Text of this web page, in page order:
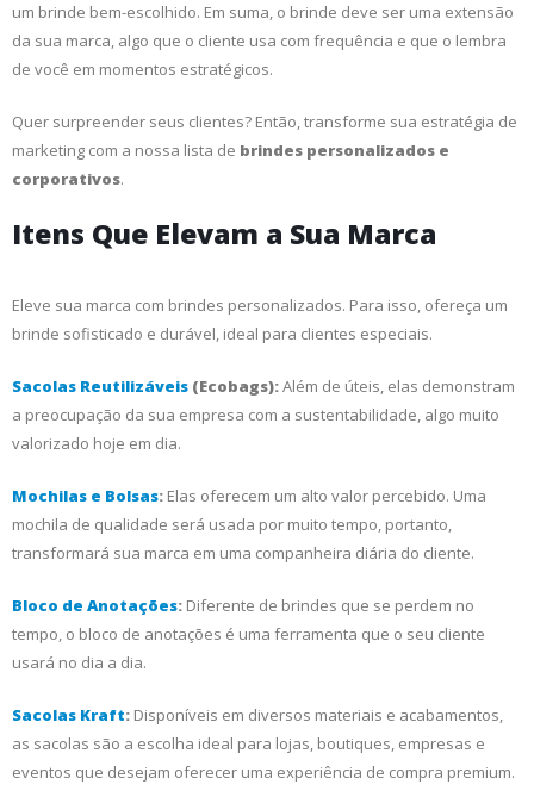
um brinde bem-escolhido. Em suma, o brinde deve ser uma extensão
da sua marca, algo que o cliente usa com frequência e que o lembra
de você em momentos estratégicos.
Quer surpreender seus clientes? Então, transforme sua estratégia de
marketing com a nossa lista de brindes personalizados e
corporativos.
Itens Que Elevam a Sua Marca
Eleve sua marca com brindes personalizados. Para isso, ofereça um
brinde sofisticado e durável, ideal para clientes especiais.
Sacolas Reutilizáveis (Ecobags):Além de úteis, elas demonstram
a preocupação da sua empresa com a sustentabilidade, algo muito
valorizado hoje em dia.
Mochilas e Bolsas: Elas oferecem um alto valor percebido. Uma
mochila de qualidade será usada por muito tempo, portanto,
transformará sua marca em uma companheira diária do cliente.
Bloco de Anotações: Diferente de brindes que se perdem no
tempo, o bloco de anotações é uma ferramenta que o seu cliente
usará no dia a dia.
Sacolas Kraft: Disponíveis em diversos materiais e acabamentos,
as sacolas são a escolha ideal para lojas, boutiques, empresas e
eventos que desejam oferecer uma experiência de compra premium.